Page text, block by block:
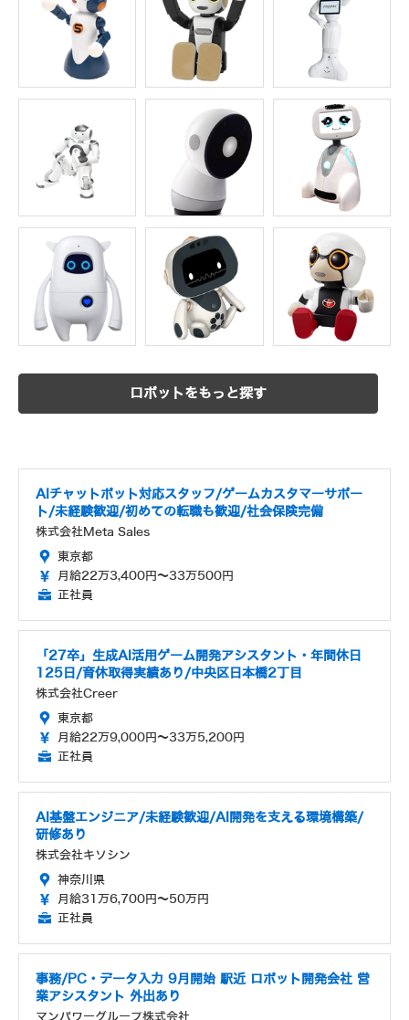
ロボットをもっと探す
AIチャットボット対応スタッフ/ゲームカスタマーサポー
ト/未経験歓迎/初めての転職も歓迎/社会保険完備
株式会社Meta Sales
東京都
月給22万3,400円～33万500円
正社員
「27卒」生成AI活用ゲーム開発アシスタント・年間休日
125日/育休取得実績あり/中央区日本橋2丁目
株式会社Creer
東京都
月給22万9,000円～33万5,200円
正社員
AI基盤エンジニア/未経験歓迎/AI開発を支える環境構築/
研修あり
株式会社キソシン
神奈川県
月給31万6,700円～50万円
正社員
事務/PC・データ入力 9月開始 駅近 ロボット開発会社 営
業アシスタント 外出あり
マンパワーグループ株式会社